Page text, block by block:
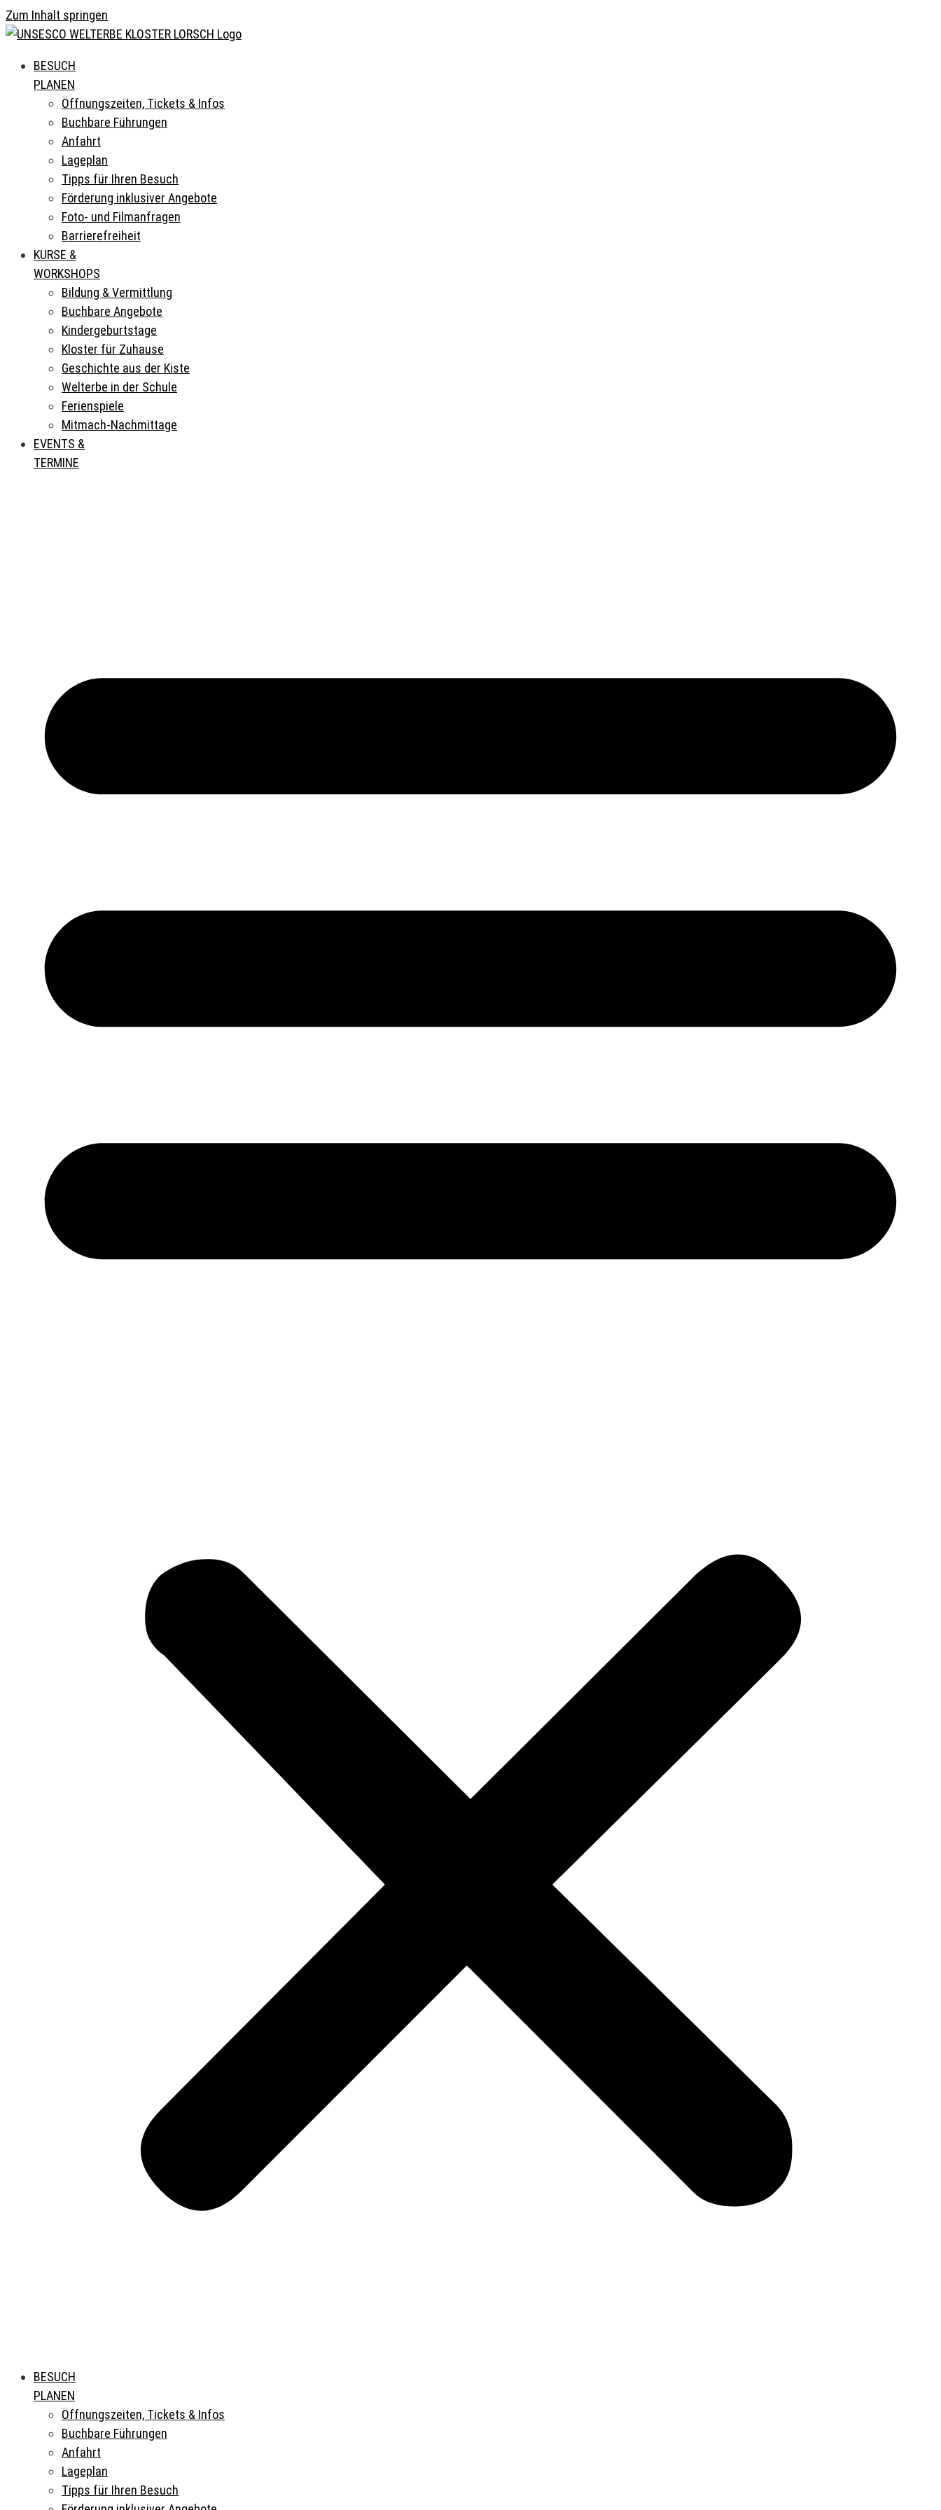
Zum Inhalt springen
BESUCH
PLANEN
Öffnungszeiten, Tickets & Infos
Buchbare Führungen
Anfahrt
Lageplan
Tipps für Ihren Besuch
Förderung inklusiver Angebote
Foto- und Filmanfragen
Barrierefreiheit
KURSE &
WORKSHOPS
Bildung & Vermittlung
Buchbare Angebote
Kindergeburtstage
Kloster für Zuhause
Geschichte aus der Kiste
Welterbe in der Schule
Ferienspiele
Mitmach-Nachmittage
EVENTS &
TERMINE
BESUCH
PLANEN
Öffnungszeiten, Tickets & Infos
Buchbare Führungen
Anfahrt
Lageplan
Tipps für Ihren Besuch